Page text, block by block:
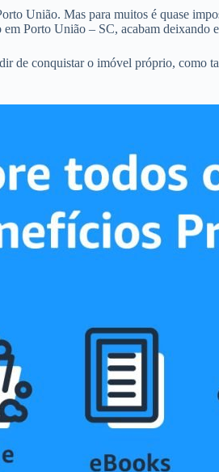
União. Mas para muitos é quase
Porto União – SC, acabam deixando
conquistar o imóvel próprio, como